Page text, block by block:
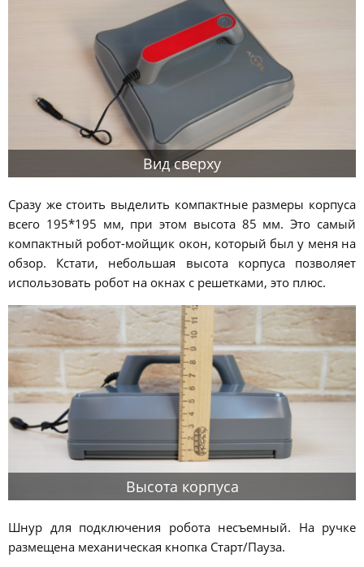
Вид сверху
Сразу же стоить выделить компактные размеры корпуса
всего 195*195 мм, при этом высота 85 мм. Это самый
компактный робот-мойщик окон, который был у меня на
обзор. Кстати, небольшая высота корпуса позволяет
использовать робот на окнах с решетками, это плюс.
Высота корпуса
Шнур для подключения робота несъемный. На ручке
размещена механическая кнопка Старт/Пауза.